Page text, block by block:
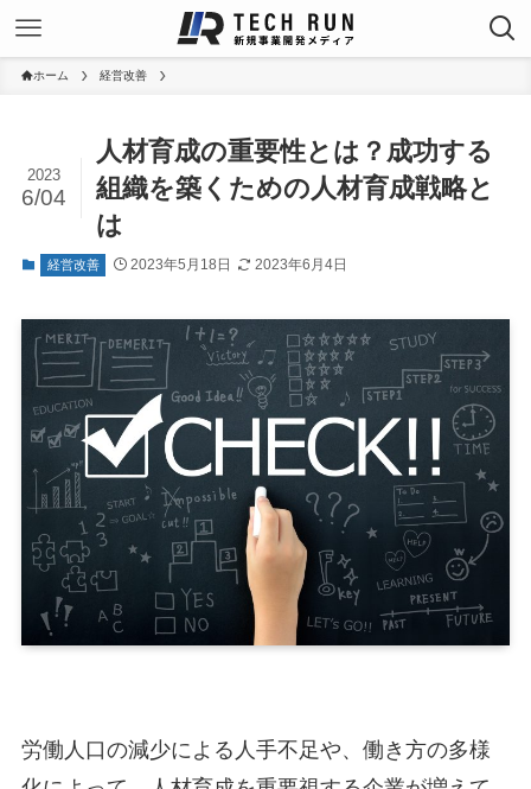
ホーム 経営改善
人材育成の重要性とは？成功する
組織を築くための人材育成戦略と
は
2023
6/04
経営改善 2023年5月18日 2023年6月4日
労働人口の減少による人手不足や、働き方の多様